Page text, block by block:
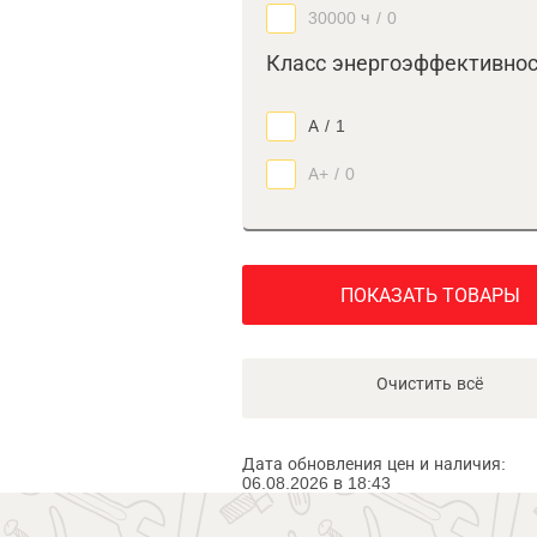
30000 ч / 0
Класс
А / 1
А+ / 0
ПОКАЗАТЬ ТОВАРЫ
Очистить всё
Дата обновления цен и наличия:
06.08.2026 в 18:43